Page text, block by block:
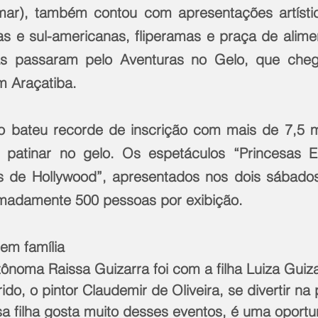
também contou com apresentações
e sul-americanas, fliperamas e praça de
passaram pelo Aventuras no Gelo, que
Araçatiba.
bateu recorde de inscrição com mais de 7,5
no gelo. Os espetáculos “Princesas
de Hollywood”, apresentados nos dois
500 pessoas por exibição.
família
Raissa Guizarra foi com a filha Luiza
o pintor Claudemir de Oliveira, se divertir
filha gosta muito desses eventos, é uma